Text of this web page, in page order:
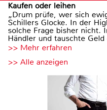
Kaufen oder leihen
„Drum prüfe, wer sich
Schillers Glocke. In der
solche Frage bisher nicht.
Händler und tauschte Geld
>> Mehr erfahren
>> Alle anzeigen